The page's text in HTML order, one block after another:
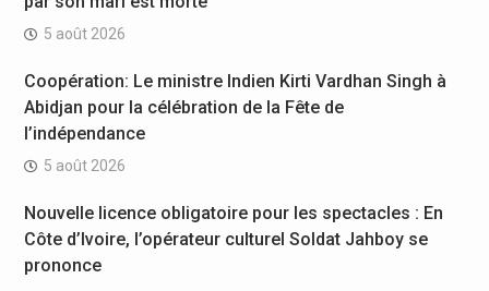
5 août 2026
Coopération: Le ministre Indien Kirti Vardhan Singh à
Abidjan pour la célébration de la Fête de
l’indépendance
5 août 2026
Nouvelle licence obligatoire pour les spectacles : En
Côte d’Ivoire, l’opérateur culturel Soldat Jahboy se
prononce